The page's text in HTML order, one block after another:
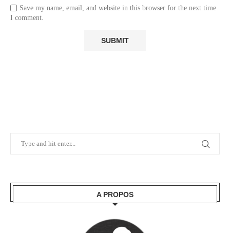
Save my name, email, and website in this browser for the next time
I comment.
A PROPOS